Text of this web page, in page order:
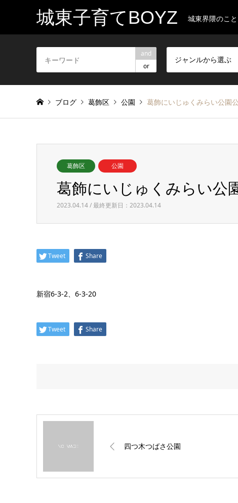
城東子育てBOYZ 城東界隈のこと
and
or
ジャンルから選ぶ
ブログ 葛飾区 公園 葛飾にいじゅくみらい公園
葛飾区 公園
葛飾にいじゅくみらい公
2023.04.14 / 最終更新日：2023.04.14
Tweet Share
新宿6-3-2、6-3-20
Tweet Share
四つ木つばさ公園